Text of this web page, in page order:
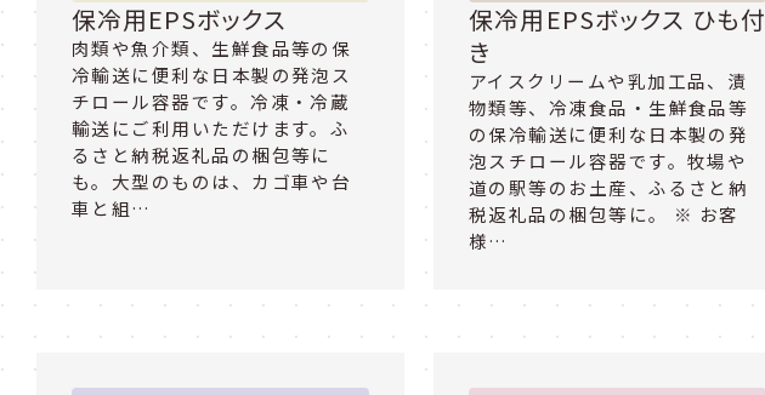
保冷用EPSボックス
肉類や魚介類、生鮮食品等の保
冷輸送に便利な日本製の発泡ス
チロール容器です。冷凍・冷蔵
輸送にご利用いただけます。ふ
るさと納税返礼品の梱包等に
も。大型のものは、カゴ車や台
車と組…
保冷用EPSボックス ひも付
き
アイスクリームや乳加工品、漬
物類等、冷凍食品・生鮮食品等
の保冷輸送に便利な日本製の発
泡スチロール容器です。牧場や
道の駅等のお土産、ふるさと納
税返礼品の梱包等に。 ※ お客
様…